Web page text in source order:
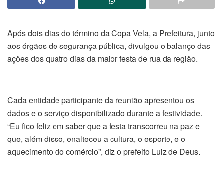
Após dois dias do término da Copa Vela, a Prefeitura, junto
aos órgãos de segurança pública, divulgou o balanço das
ações dos quatro dias da maior festa de rua da região.
Cada entidade participante da reunião apresentou os
dados e o serviço disponibilizado durante a festividade.
“Eu fico feliz em saber que a festa transcorreu na paz e
que, além disso, enalteceu a cultura, o esporte, e o
aquecimento do comércio”, diz o prefeito Luiz de Deus.